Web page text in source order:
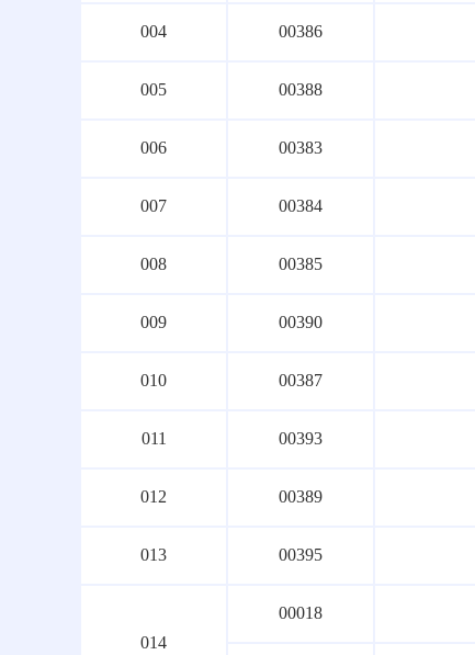
004 00386
005 00388
006 00383
007 00384
008 00385
009 00390
010 00387
011 00393
012 00389
013 00395
014
00018